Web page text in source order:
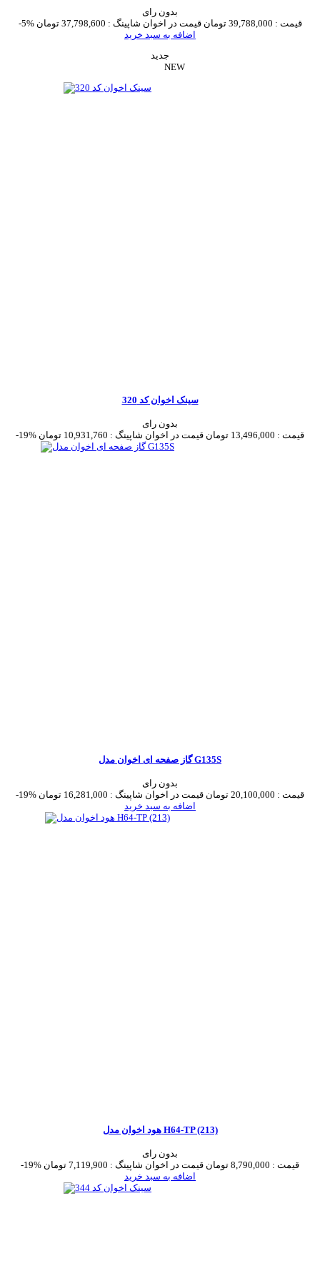
بدون رای
-5%
قیمت : 39,788,000 تومان قیمت در اخوان شاپینگ : 37,798,600 تومان
اضافه به سبد خرید
جدید
NEW
سینک اخوان کد 320
بدون رای
-19%
قیمت : 13,496,000 تومان قیمت در اخوان شاپینگ : 10,931,760 تومان
گاز صفحه ای اخوان مدل G135S
بدون رای
-19%
قیمت : 20,100,000 تومان قیمت در اخوان شاپینگ : 16,281,000 تومان
اضافه به سبد خرید
هود اخوان مدل H64-TP (213)
بدون رای
-19%
قیمت : 8,790,000 تومان قیمت در اخوان شاپینگ : 7,119,900 تومان
اضافه به سبد خرید